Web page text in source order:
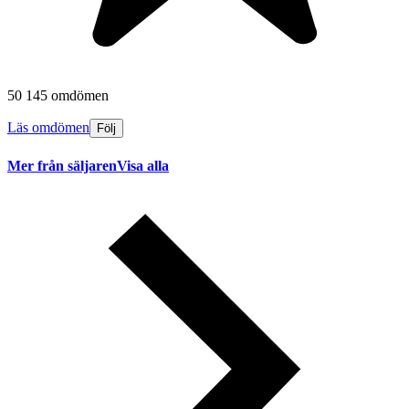
50 145 omdömen
Läs omdömen Följ
Mer från säljarenVisa alla